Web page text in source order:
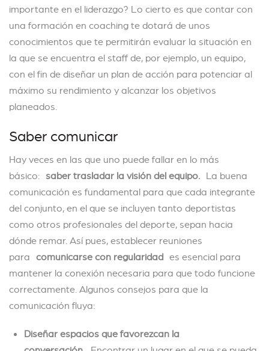
importante en el liderazgo? Lo cierto es que contar con
una formación en coaching te dotará de unos
conocimientos que te permitirán evaluar la situación en
la que se encuentra el staff de, por ejemplo, un equipo,
con el fin de diseñar un plan de acción para potenciar al
máximo su rendimiento y alcanzar los objetivos
planeados.
Saber comunicar
Hay veces en las que uno puede fallar en lo más
básico: saber trasladar la visión del equipo. La buena
comunicación es fundamental para que cada integrante
del conjunto, en el que se incluyen tanto deportistas
como otros profesionales del deporte, sepan hacia
dónde remar. Así pues, establecer reuniones
para comunicarse con regularidad es esencial para
mantener la conexión necesaria para que todo funcione
correctamente. Algunos consejos para que la
comunicación fluya:
Diseñar espacios que favorezcan la